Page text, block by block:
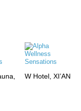
W Hotel, XI’AN